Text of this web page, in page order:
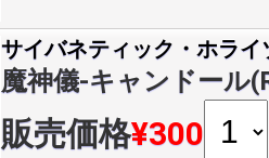
サイバネティック・ホライ
魔神儀-キャンドール
販売価格¥300